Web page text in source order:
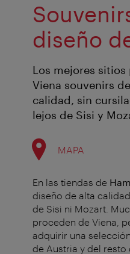
diseño
Los mejores
Viena souvenirs
calidad, sin
lejos de Sisi y
MAPA
En las tiendas de
diseño de alta
de Sisi ni Mozart.
proceden de Viena,
adquirir una
de Austria y del resto